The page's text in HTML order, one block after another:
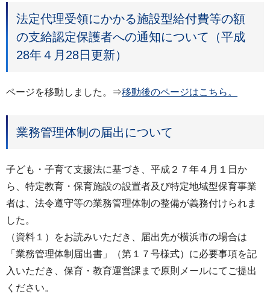
法定代理受領にかかる施設型給付費等の額
の支給認定保護者への通知について（平成
28年４月28日更新）
ページを移動しました。⇒移動後のページはこちら。
業務管理体制の届出について
子ども・子育て支援法に基づき、平成２７年４月１日か
ら、特定教育・保育施設の設置者及び特定地域型保育事業
者は、法令遵守等の業務管理体制の整備が義務付けられま
した。
（資料１）をお読みいただき、届出先が横浜市の場合は
「業務管理体制届出書」（第１７号様式）に必要事項を記
入いただき、保育・教育運営課まで原則メールにてご提出
ください。